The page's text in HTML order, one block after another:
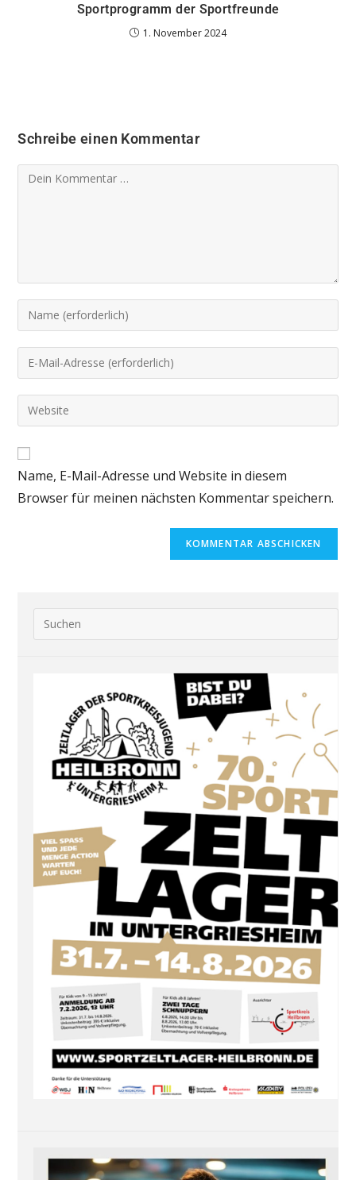
Sportprogramm der Sportfreunde
1. November 2024
Schreibe einen Kommentar
Name, E-Mail-Adresse und Website in diesem
Browser für meinen nächsten Kommentar speichern.